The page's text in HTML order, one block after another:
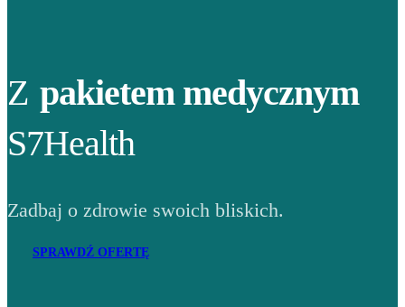
Z pakietem medycznym
S7Health
Zadbaj o zdrowie swoich bliskich.
SPRAWDŹ OFERTĘ